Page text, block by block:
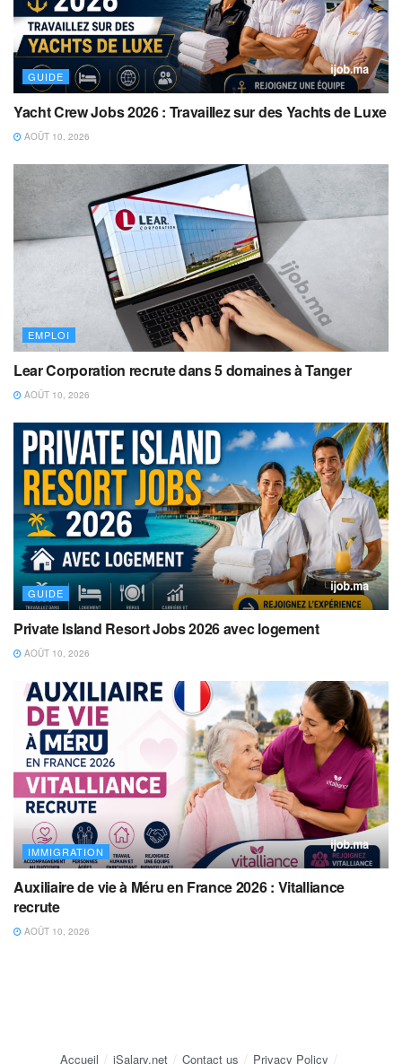
GUIDE
Yacht Crew Jobs 2026 : Travaillez sur des Yachts de Luxe
AOÛT 10, 2026
EMPLOI
Lear Corporation recrute dans 5 domaines à Tanger
AOÛT 10, 2026
GUIDE
Private Island Resort Jobs 2026 avec logement
AOÛT 10, 2026
IMMIGRATION
Auxiliaire de vie à Méru en France 2026 : Vitalliance
recrute
AOÛT 10, 2026
Accueil iSalary.net Contact us Privacy Policy